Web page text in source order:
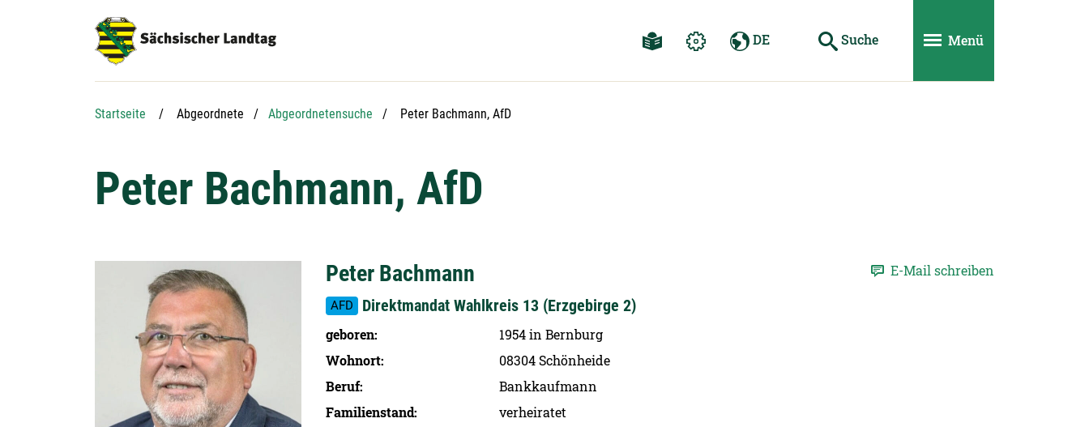
DE Suche Menü
Startseite Abgeordnete Abgeordnetensuche Aktuelle Seite:
Peter Bachmann, AfD
Peter Bachmann, AfD
E-Mail schreiben
Peter Bachmann
AFD Direktmandat Wahlkreis 13 (Erzgebirge 2)
geboren
1954 in Bernburg
Wohnort
08304 Schönheide
Beruf
Bankkaufmann
Familien­stand
verheiratet